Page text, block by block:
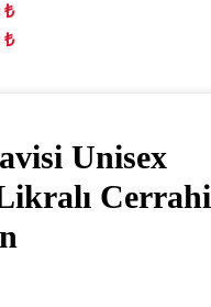
₺
₺
Unisex
Cerrahi